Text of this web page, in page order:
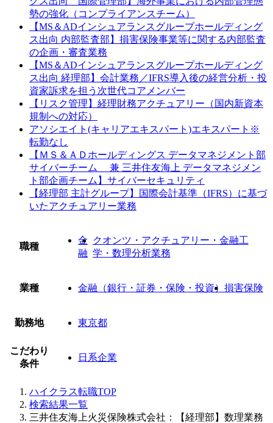
勢の強化（コンプライアンスチーム）
【MS＆ADインシュアランスグループホールディング
ス出向 内部監査部】損害保険事業等に関する内部監査
の企画・審査業務
【MS＆ADインシュアランスグループホールディング
ス出向 経理部】会計業務／IFRS導入後の経営分析・投
資家訴求を担う次世代コアメンバー
【リスク管理】経理財務アクチュアリー（国内新資本
規制への対応）
アソシエイト(キャリアエキスパート)エキスパート※
転勤なし
【ＭＳ＆ＡＤホールディングス データマネジメント部
サイバーチーム 兼 三井住友海上 データマネジメン
ト部企画チーム】サイバーセキュリティ
【経理部 主計グループ】国際会計基準（IFRS）に基づ
いたアクチュアリー業務
職種
金
融
クオンツ・アクチュアリー・金融工
学・数理分析業務
業種 金融（銀行・証券・保険・投資） 損害保険
勤務地 東京都
こだわり
条件
日系企業
ハイクラス転職TOP
検索結果一覧
三井住友海上火災保険株式会社：【経理部】数理業務